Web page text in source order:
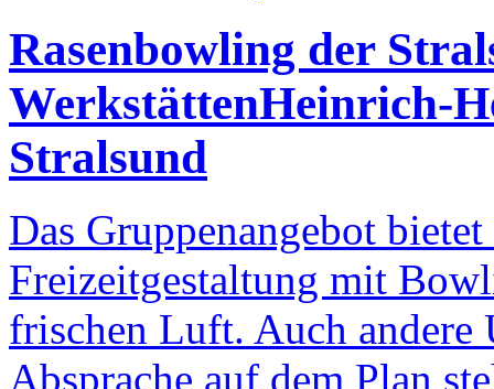
Rasenbowling der
WerkstättenHeinrich-
Stralsund
Das Gruppenangebot
Freizeitgestaltung mit
frischen Luft. Auch andere
Absprache auf dem Plan